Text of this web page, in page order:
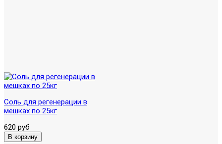
Соль для регенерации в
мешках по 25кг
620 руб